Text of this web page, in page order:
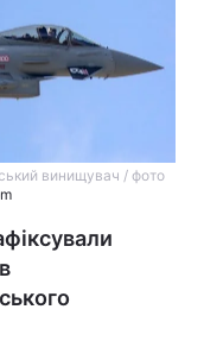
винищувач / фото